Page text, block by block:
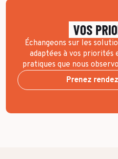
VOS
Échangeons sur les
adaptées à vos
pratiques que nous
Prenez